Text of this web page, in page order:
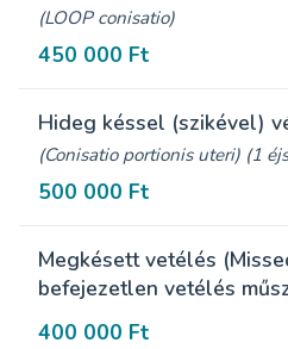
(LOOP conisatio)
450 000 Ft
Hideg késsel (szikével)
(Conisatio portionis uteri) (1
500 000 Ft
Megkésett vetélés
befejezetlen vetélés
400 000 Ft